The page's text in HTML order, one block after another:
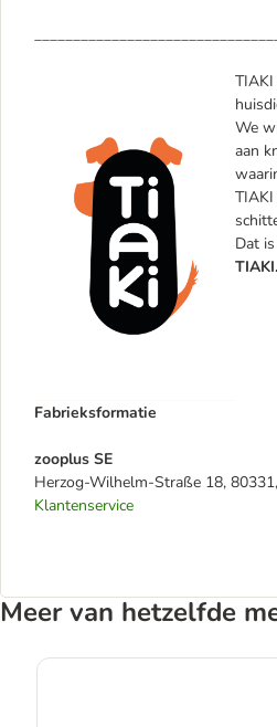
We
aan
Dat
Fabrieksformatie
zooplus SE
Herzog-Wilhelm-Straße 18,
Klantenservice
Meer van hetzelfde